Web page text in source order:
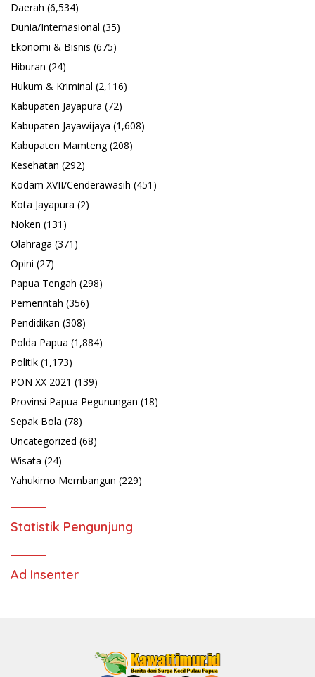
Daerah (6,534)
Dunia/Internasional (35)
Ekonomi & Bisnis (675)
Hiburan (24)
Hukum & Kriminal (2,116)
Kabupaten Jayapura (72)
Kabupaten Jayawijaya (1,608)
Kabupaten Mamteng(208)
Kesehatan (292)
Kodam XVII/Cenderawasih (451)
Kota Jayapura (2)
Noken (131)
Olahraga (371)
Opini (27)
Papua Tengah (298)
Pemerintah (356)
Pendidikan (308)
Polda Papua (1,884)
Politik (1,173)
PON XX 2021 (139)
Provinsi Papua Pegunungan (18)
Sepak Bola (78)
Uncategorized (68)
Wisata (24)
Yahukimo Membangun (229)
Statistik Pengunjung
Ad Insenter